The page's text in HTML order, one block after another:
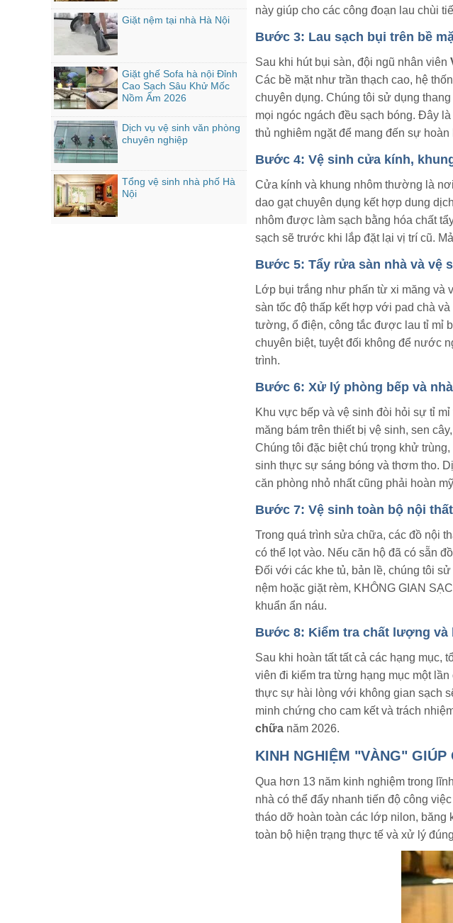
Giặt nệm tại nhà Hà Nội
Giặt ghế Sofa hà nội Đỉnh
Cao Sạch Sâu Khử Mốc
Nồm Ẩm 2026
Dịch vụ vệ sinh văn phòng
chuyên nghiệp
Tổng vệ sinh nhà phố Hà
Nội
này giúp cho các công đoạn lau chùi
Bước 3: Lau sạch bụi trên bề
Sau khi hút bụi sàn, đội ngũ nhân viên
Các bề mặt như trần thạch cao, hệ
chuyên dụng. Chúng tôi sử dụng
mọi ngóc ngách đều sạch bóng. Đây
thủ nghiêm ngặt để mang đến sự hoàn
Bước 4: Vệ sinh cửa kính,
Cửa kính và khung nhôm thường là
dao gạt chuyên dụng kết hợp dung
nhôm được làm sạch bằng hóa chất
sạch sẽ trước khi lắp đặt lại vị trí cũ.
Bước 5: Tẩy rửa sàn nhà và vệ
Lớp bụi trắng như phấn từ xi măng và
sàn tốc độ thấp kết hợp với pad chà
tường, ổ điện, công tắc được lau tỉ mỉ
chuyên biệt, tuyệt đối không để nước
trình.
Bước 6: Xử lý phòng bếp và
Khu vực bếp và vệ sinh đòi hỏi sự tỉ
măng bám trên thiết bị vệ sinh, sen
Chúng tôi đặc biệt chú trọng khử
sinh thực sự sáng bóng và thơm tho.
căn phòng nhỏ nhất cũng phải hoàn
Bước 7: Vệ sinh toàn bộ nội
Trong quá trình sửa chữa, các đồ nội
có thể lọt vào. Nếu căn hộ đã có sẵn
Đối với các khe tủ, bản lề, chúng tôi
nệm hoặc giặt rèm, KHÔNG GIAN
khuẩn ẩn náu.
Bước 8: Kiểm tra chất lượng và
Sau khi hoàn tất tất cả các hạng mục,
viên đi kiểm tra từng hạng mục một
thực sự hài lòng với không gian sạch
minh chứng cho cam kết và trách
chữa năm 2026.
KINH NGHIỆM "VÀNG"
Qua hơn 13 năm kinh nghiệm trong
nhà có thể đẩy nhanh tiến độ công
tháo dỡ hoàn toàn các lớp nilon, băng
toàn bộ hiện trạng thực tế và xử lý